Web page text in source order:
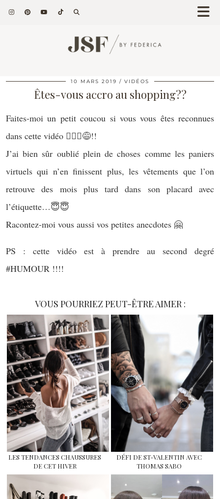
10 MARS 2019 VIDÉOS
Êtes-vous accro au shopping??
Faites-moi un petit coucou si vous vous êtes reconnues
dans cette vidéo 💁🏻‍♀️😅!!
J’ai bien sûr oublié plein de choses comme les paniers
virtuels qui n’en finissent plus, les vêtements que l’on
retrouve des mois plus tard dans son placard avec
l’étiquette…😇😇
Racontez-moi vous aussi vos petites anecdotes 🤗
PS : cette vidéo est à prendre au second degré
#HUMOUR !!!!
VOUS POURRIEZ PEUT-ÊTRE AIMER :
LES TENDANCES CHAUSSURES
DE CET HIVER
DÉFI DE ST-VALENTIN AVEC
THOMAS SABO